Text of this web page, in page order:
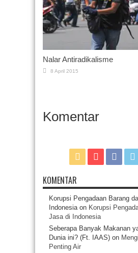
Nalar Antiradikalisme
8 April 2015
Komentar
KOMENTAR
Korupsi Pengadaan Barang
Indonesia on Korupsi
Jasa di Indonesia
Seberapa Banyak Makanan
Dunia ini? (Ft. IAAS) on
Penting Air